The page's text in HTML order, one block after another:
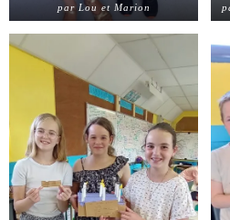
par Lou et Marion